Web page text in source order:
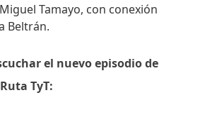
Tamayo, con conexión
Beltrán.
el nuevo episodio de
TyT: